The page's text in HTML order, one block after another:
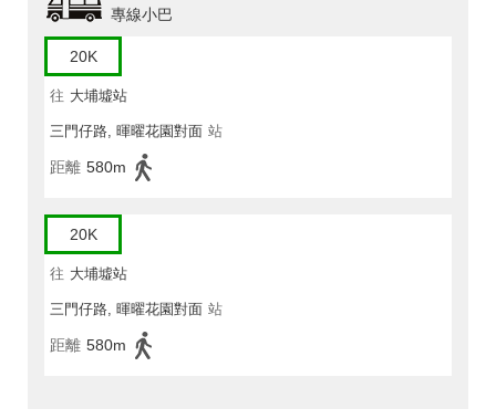
專線小巴
20K
往 大埔墟站
三門仔路, 暉曜花園對面 站
距離 580m
20K
往 大埔墟站
三門仔路, 暉曜花園對面 站
距離 580m